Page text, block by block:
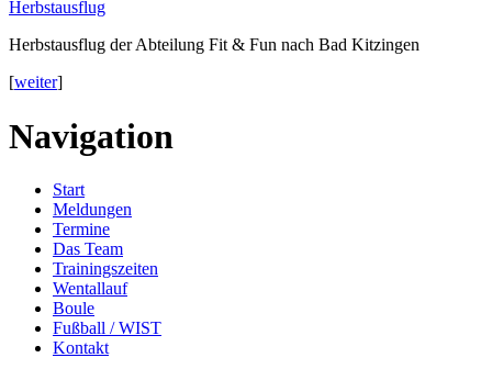
Herbstausflug
Herbstausflug der Abteilung Fit & Fun nach Bad Kitzingen
[weiter]
Navigation
Start
Meldungen
Termine
Das Team
Trainingszeiten
Wentallauf
Boule
Fußball / WIST
Kontakt